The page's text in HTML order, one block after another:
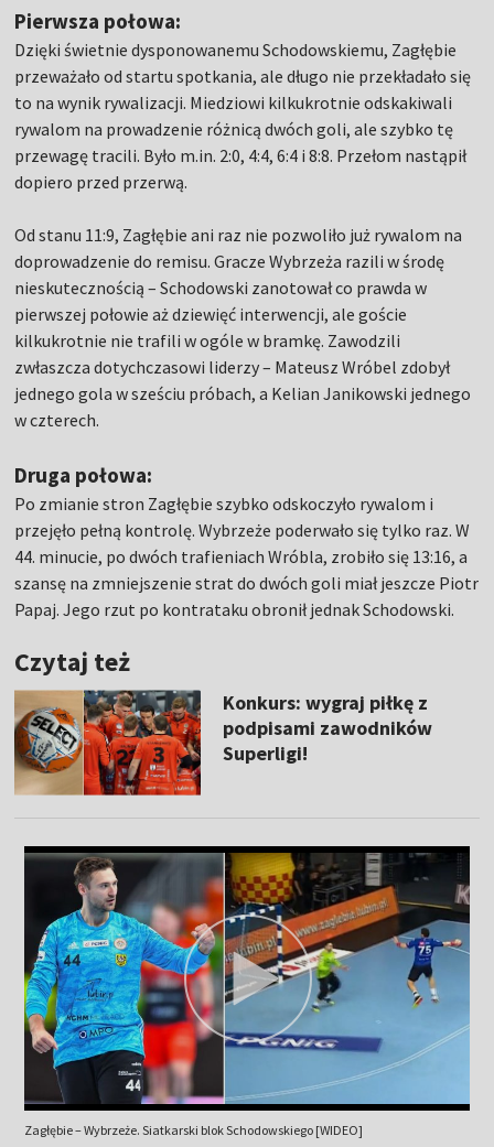
Pierwsza połowa:
Dzięki świetnie dysponowanemu Schodowskiemu, Zagłębie
przeważało od startu spotkania, ale długo nie przekładało się
to na wynik rywalizacji. Miedziowi kilkukrotnie odskakiwali
rywalom na prowadzenie różnicą dwóch goli, ale szybko tę
przewagę tracili. Było m.in. 2:0, 4:4, 6:4 i 8:8. Przełom nastąpił
dopiero przed przerwą.
Od stanu 11:9, Zagłębie ani raz nie pozwoliło już rywalom na
doprowadzenie do remisu. Gracze Wybrzeża razili w środę
nieskutecznością – Schodowski zanotował co prawda w
pierwszej połowie aż dziewięć interwencji, ale goście
kilkukrotnie nie trafili w ogóle w bramkę. Zawodzili
zwłaszcza dotychczasowi liderzy – Mateusz Wróbel zdobył
jednego gola w sześciu próbach, a Kelian Janikowski jednego
w czterech.
Druga połowa:
Po zmianie stron Zagłębie szybko odskoczyło rywalom i
przejęło pełną kontrolę. Wybrzeże poderwało się tylko raz. W
44. minucie, po dwóch trafieniach Wróbla, zrobiło się 13:16, a
szansę na zmniejszenie strat do dwóch goli miał jeszcze Piotr
Papaj. Jego rzut po kontrataku obronił jednak Schodowski.
Czytaj też
Konkurs: wygraj piłkę z
podpisami zawodników
Superligi!
Zagłębie – Wybrzeże. Siatkarski blok Schodowskiego [WIDEO]